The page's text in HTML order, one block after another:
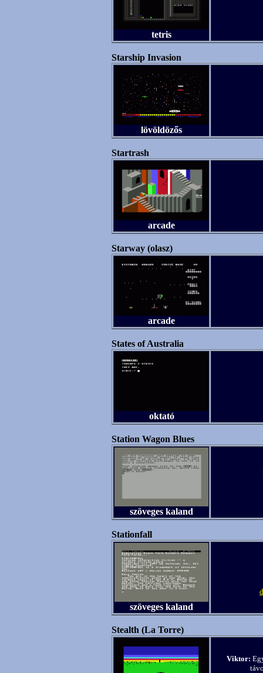
tetris
Starship Invasion
lövöldözős
Startrash
arcade
Starway (olasz)
arcade
States of Australia
oktató
Station Wagon Blues
szöveges kaland
Stationfall
szöveges kaland
Stealth (La Torre)
Viktor: